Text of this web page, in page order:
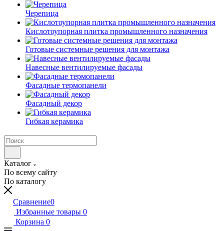
Черепица
Кислотоупорная плитка промышленного назначения
Готовые системные решения для монтажа
Навесные вентилируемые фасады
Фасадные термопанели
Фасадный декор
Гибкая керамика
Каталог
По всему сайту
По каталогу
Сравнение0
Избранные товары 0
Корзина 0